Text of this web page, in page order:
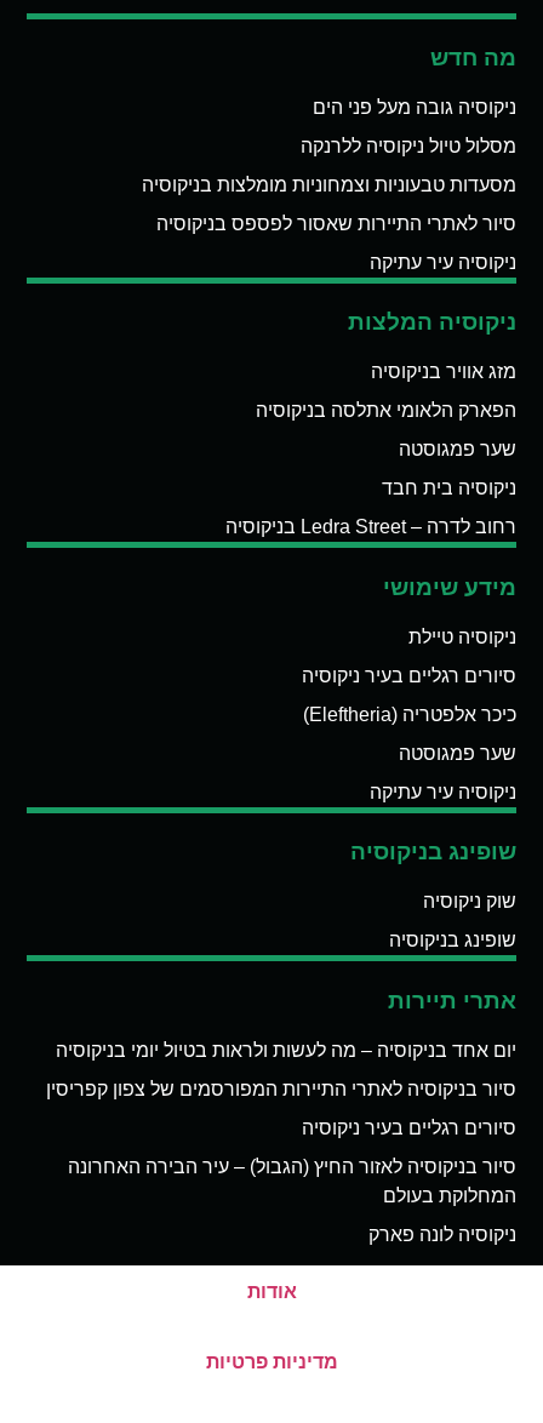
מה חדש
ניקוסיה גובה מעל פני הים
מסלול טיול ניקוסיה ללרנקה
מסעדות טבעוניות וצמחוניות מומלצות בניקוסיה
סיור לאתרי התיירות שאסור לפספס בניקוסיה
ניקוסיה עיר עתיקה
ניקוסיה המלצות
מזג אוויר בניקוסיה
הפארק הלאומי אתלסה בניקוסיה
שער פמגוסטה
ניקוסיה בית חבד
רחוב לדרה – Ledra Street בניקוסיה
מידע שימושי
ניקוסיה טיילת
סיורים רגליים בעיר ניקוסיה
כיכר אלפטריה (Eleftheria)
שער פמגוסטה
ניקוסיה עיר עתיקה
שופינג בניקוסיה
שוק ניקוסיה
שופינג בניקוסיה
אתרי תיירות
יום אחד בניקוסיה – מה לעשות ולראות בטיול יומי בניקוסיה
סיור בניקוסיה לאתרי התיירות המפורסמים של צפון קפריסין
סיורים רגליים בעיר ניקוסיה
סיור בניקוסיה לאזור החיץ (הגבול) – עיר הבירה האחרונה
המחלוקת בעולם
ניקוסיה לונה פארק
אודות
מדיניות פרטיות